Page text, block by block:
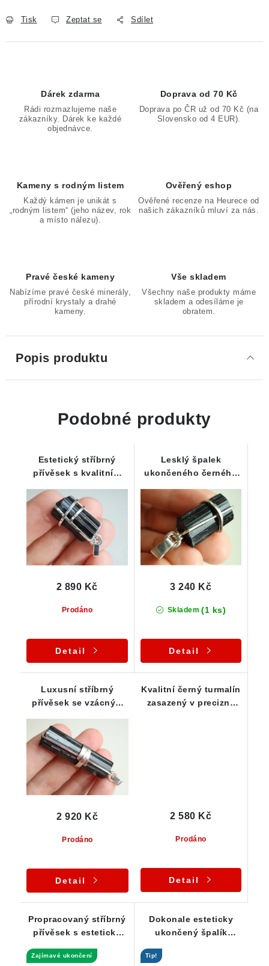
Tisk Zeptat se Sdílet
Dárek zdarma
Rádi rozmazlujeme naše
zákazníky. Dárek ke každé
objednávce.
Doprava od 70 Kč
Doprava po ČR už od 70 Kč (na
Slovensko od 4 EUR).
Kameny s rodným listem
Každý kámen je unikát s
„rodným listem“ (jeho název, rok
a místo nálezu).
Ověřený eshop
Ověřené recenze na Heurece od
našich zákazníků mluví za nás.
Pravé české kameny
Nabízíme pravé české minerály,
přírodní krystaly a drahé
kameny.
Vše skladem
Všechny naše produkty máme
skladem a odesíláme je
obratem.
Popis produktu
Podobné produkty
Estetický stříbrný
přívěsek s kvalitním
turmalínem
Prodáno
2 890 Kč
Detail
Lesklý špalek
ukončeného černého
zdobeném přívěsku
Skladem (1 ks)
3 240 Kč
Detail
Luxusní stříbrný
přívěsek se vzácným
turmalínem
Prodáno
2 920 Kč
Detail
Kvalitní černý turmalín
zasazený v precizně
Prodáno
2 580 Kč
Detail
Propracovaný stříbrný
přívěsek s esteticky
skorylu
Zajímavé ukončení
Dokonale esteticky
ukončený špalík
Tip!